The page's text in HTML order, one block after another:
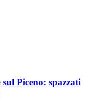
Piceno: spazzati